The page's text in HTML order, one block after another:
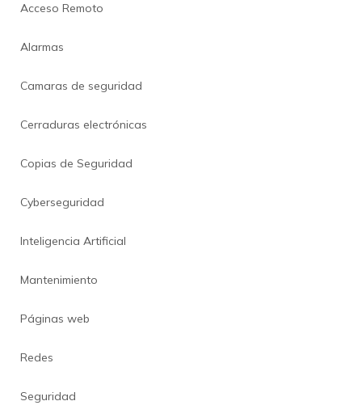
Acceso Remoto
Alarmas
Camaras de seguridad
Cerraduras electrónicas
Copias de Seguridad
Cyberseguridad
Inteligencia Artificial
Mantenimiento
Páginas web
Redes
Seguridad